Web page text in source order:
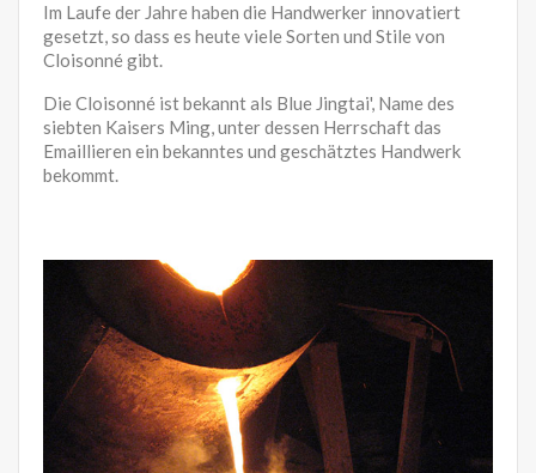
Im Laufe der Jahre haben die Handwerker innovatiert
gesetzt, so dass es heute viele Sorten und Stile von
Cloisonné gibt.
Die Cloisonné ist bekannt als Blue Jingtai', Name des
siebten Kaisers Ming, unter dessen Herrschaft das
Emaillieren ein bekanntes und geschätztes Handwerk
bekommt.